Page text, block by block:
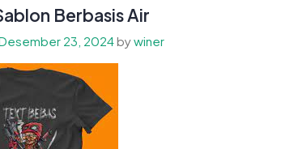
Kaos
Aspal
yang
Coba
Berbasis Air
23, 2024bywiner